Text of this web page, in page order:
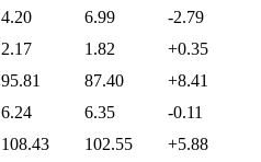
4.20 6.99
-2.79
2.17 1.82
+0.35
95.81 87.40
+8.41
6.24 6.35
-0.11
108.43 102.55
+5.88